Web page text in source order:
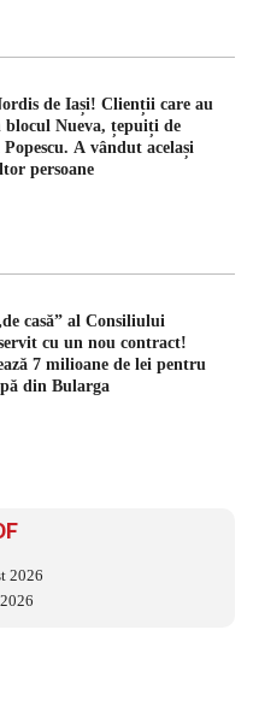
de Iași! Clienții care au
Nueva, țepuiți de
A vândut același
persoane
casă” al Consiliului
cu un nou contract!
7 milioane de lei pentru
din Bularga